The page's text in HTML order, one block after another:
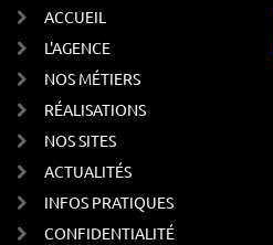
ACCUEIL
L'AGENCE
NOS MÉTIERS
RÉALISATIONS
NOS SITES
ACTUALITÉS
INFOS PRATIQUES
CONFIDENTIALITÉ